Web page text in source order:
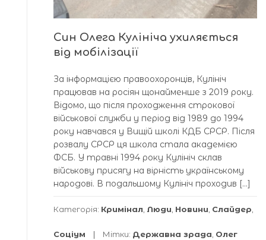
Син Олега Кулініча ухиляється
від мобілізації
За інформацією правоохоронців, Кулініч
працював на росіян щонайменше з 2019 року.
Відомо, що після проходження строкової
військової служби у період від 1989 до 1994
року навчався у Вищій школі КДБ СРСР. Після
розвалу СРСР ця школа стала академією
ФСБ. У травні 1994 року Кулініч склав
військову присягу на вірність українському
народові. В подальшому Кулініч проходив […]
Категорія: Кримінал, Люди, Новини, Слайдер,
Соціум Мітки: Державна зрада, Олег